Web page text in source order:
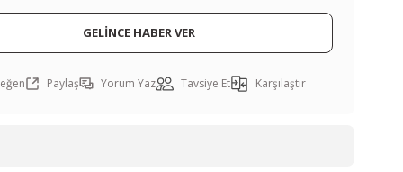
GELİNCE HABER VER
Paylaş Yorum Yaz Tavsiye Et Karşılaştır